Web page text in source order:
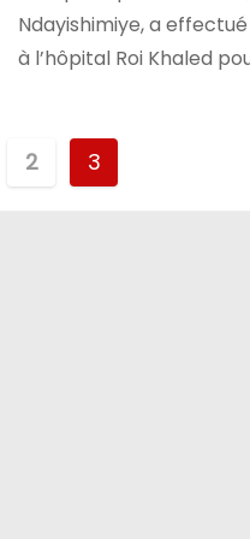
Ndayishimiye, a
à l’hôpital Roi Khaled
2 3